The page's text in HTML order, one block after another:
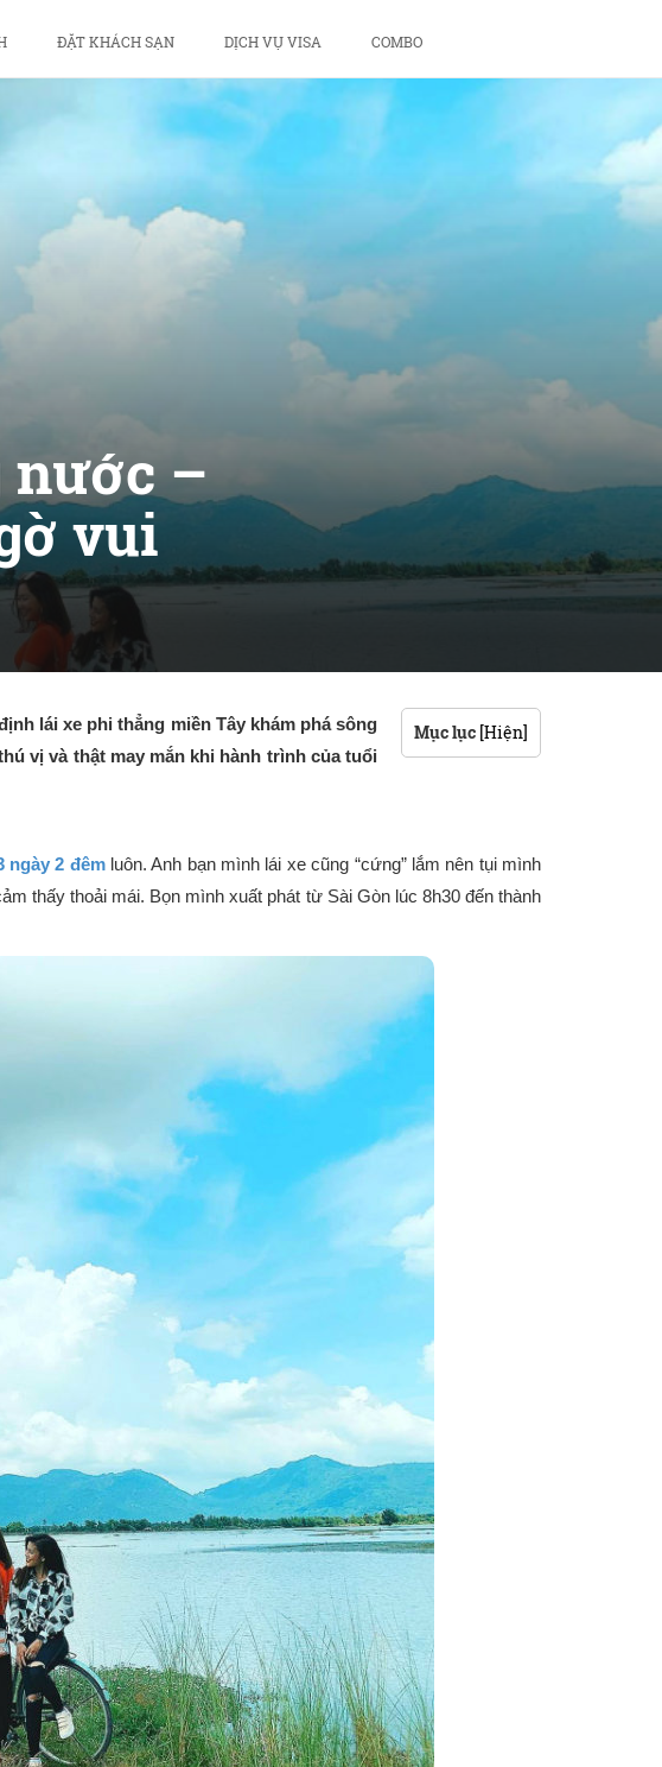
ĐẶT KHÁCH SẠN DỊCH VỤ VISA COMBO
nước –
vui
Mục lục [Hiện]
lái xe phi thẳng miền Tây khám phá sông
vị và thật may mắn khi hành trình của tuổi
ngày 2 đêm luôn. Anh bạn mình lái xe cũng “cứng” lắm nên tụi mình
thấy thoải mái. Bọn mình xuất phát từ Sài Gòn lúc 8h30 đến thành